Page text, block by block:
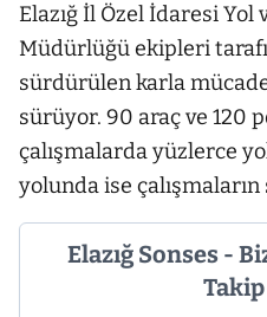
Elazığ İl Özel İdaresi
Müdürlüğü ekipleri
sürdürülen karla
sürüyor. 90 araç ve 120
çalışmalarda yüzlerce
yolunda ise
Elazığ Sonses -